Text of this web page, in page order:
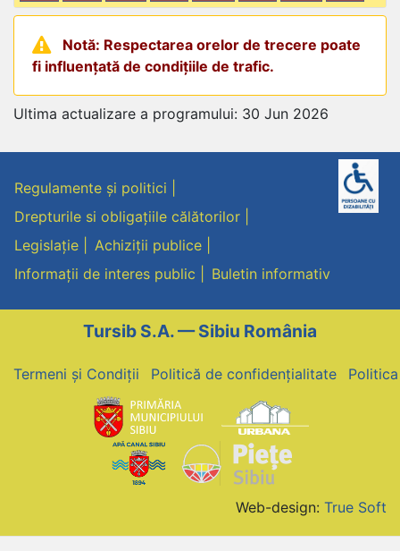
Notă: Respectarea orelor de trecere poate
fi influențată de condițiile de trafic.
Ultima actualizare a programului: 30 Jun 2026
Regulamente și politici
Drepturile si obligațiile călătorilor
Legislație
Achiziții publice
Informații de interes public
Buletin informativ
Tursib S.A. — Sibiu România
Termeni și Condiții Politică de confidențialitate
Web-design: True Soft